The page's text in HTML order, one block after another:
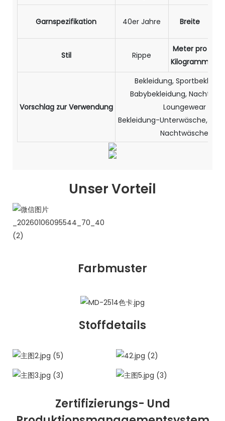
Garnspezifikation 40er Jahre Breite
Stil Rippe
Meter pro
Kilogramm
Vorschlag zur Verwendung
Bekleidung,
Babybekleidung,
Loungewear
Bekleidung-Unterwäsche,
Nachtwäsche
Unser Vorteil
Farbmuster
Stoffdetails
Zertifizierungs- Und